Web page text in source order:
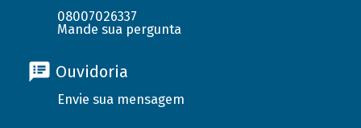
08007026337
Mande sua pergunta
Ouvidoria
Envie sua mensagem